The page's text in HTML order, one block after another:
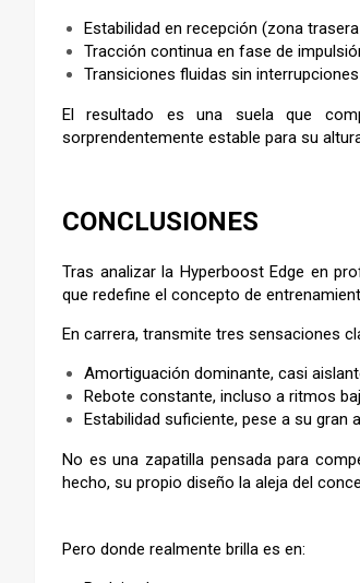
Estabilidad en recepción (zona
Tracción continua en fase de
Transiciones fluidas sin
El resultado es una suela que
sorprendentemente estable para su
CONCLUSIONES
Tras analizar la Hyperboost Edge en
que redefine el concepto de
En carrera, transmite tres sensaciones
Amortiguación dominante, casi
Rebote constante, incluso a ritmos
Estabilidad suficiente, pese a su gran
No es una zapatilla pensada para
hecho, su propio diseño la aleja del
Pero donde realmente brilla es en: